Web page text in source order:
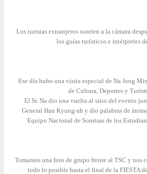
Los turistas extranjeros sonríen a la cámara
los guías turísticos e intérpretes
Ese día hubo una visita especial de Na Jong
de Cultura, Deportes y
El Sr. Na dio una vuelta al sitio del evento
General Han Kyung-ah y dio palabras de
Equipo Nacional de Sonrisas de los
Tomamos una foto de grupo frente al TSC y nos
todo lo posible hasta el final de la FIESTA